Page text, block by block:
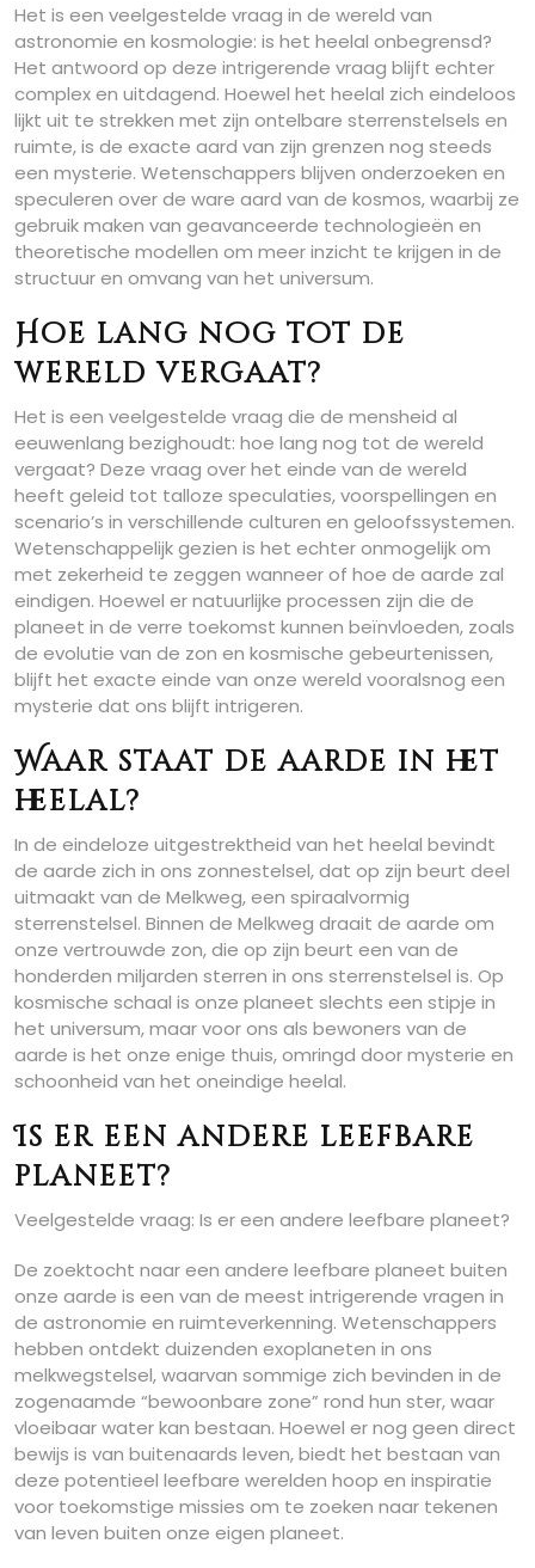
Het is een veelgestelde vraag in de wereld van
astronomie en kosmologie: is het heelal onbegrensd?
Het antwoord op deze intrigerende vraag blijft echter
complex en uitdagend. Hoewel het heelal zich eindeloos
lijkt uit te strekken met zijn ontelbare sterrenstelsels en
ruimte, is de exacte aard van zijn grenzen nog steeds
een mysterie. Wetenschappers blijven onderzoeken en
speculeren over de ware aard van de kosmos, waarbij ze
gebruik maken van geavanceerde technologieën en
theoretische modellen om meer inzicht te krijgen in de
structuur en omvang van het universum.
Hoe lang nog tot de
wereld vergaat?
Het is een veelgestelde vraag die de mensheid al
eeuwenlang bezighoudt: hoe lang nog tot de wereld
vergaat? Deze vraag over het einde van de wereld
heeft geleid tot talloze speculaties, voorspellingen en
scenario’s in verschillende culturen en geloofssystemen.
Wetenschappelijk gezien is het echter onmogelijk om
met zekerheid te zeggen wanneer of hoe de aarde zal
eindigen. Hoewel er natuurlijke processen zijn die de
planeet in de verre toekomst kunnen beïnvloeden, zoals
de evolutie van de zon en kosmische gebeurtenissen,
blijft het exacte einde van onze wereld vooralsnog een
mysterie dat ons blijft intrigeren.
Waar staat de aarde in het
heelal?
In de eindeloze uitgestrektheid van het heelal bevindt
de aarde zich in ons zonnestelsel, dat op zijn beurt deel
uitmaakt van de Melkweg, een spiraalvormig
sterrenstelsel. Binnen de Melkweg draait de aarde om
onze vertrouwde zon, die op zijn beurt een van de
honderden miljarden sterren in ons sterrenstelsel is. Op
kosmische schaal is onze planeet slechts een stipje in
het universum, maar voor ons als bewoners van de
aarde is het onze enige thuis, omringd door mysterie en
schoonheid van het oneindige heelal.
Is er een andere leefbare
planeet?
Veelgestelde vraag: Is er een andere leefbare planeet?
De zoektocht naar een andere leefbare planeet buiten
onze aarde is een van de meest intrigerende vragen in
de astronomie en ruimteverkenning. Wetenschappers
hebben ontdekt duizenden exoplaneten in ons
melkwegstelsel, waarvan sommige zich bevinden in de
zogenaamde “bewoonbare zone” rond hun ster, waar
vloeibaar water kan bestaan. Hoewel er nog geen direct
bewijs is van buitenaards leven, biedt het bestaan van
deze potentieel leefbare werelden hoop en inspiratie
voor toekomstige missies om te zoeken naar tekenen
van leven buiten onze eigen planeet.